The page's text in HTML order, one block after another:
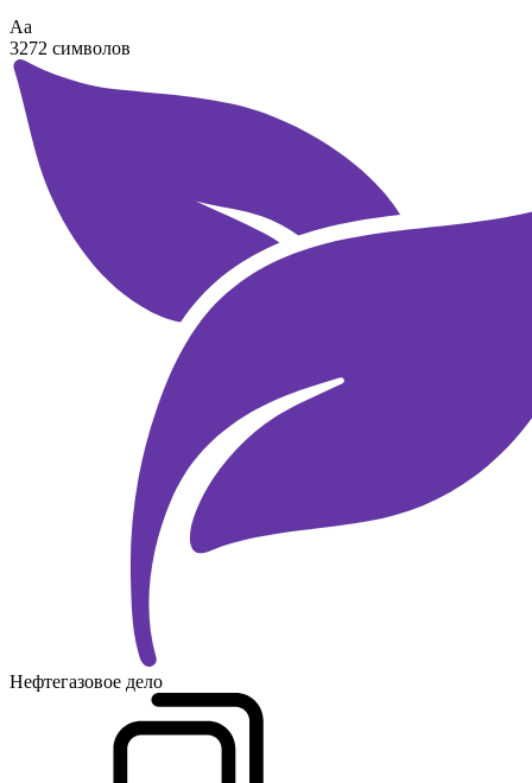
Аа
3272 символов
Нефтегазовое дело